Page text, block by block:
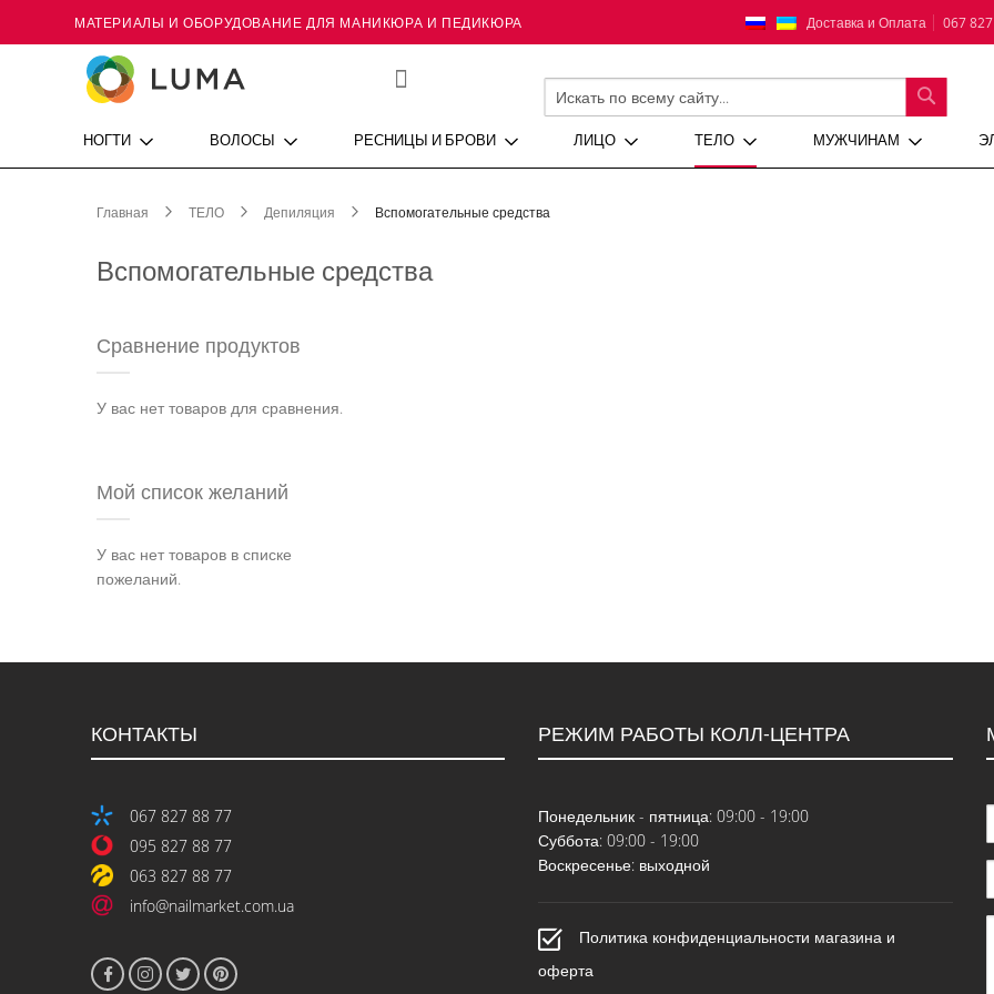
Skip
Content
МАТЕРИАЛЫ И ОБОРУДОВАНИЕ ДЛЯ МАНИКЮРА И ПЕДИКЮРА Язык Доставка и Оплата 067
ПОИСК
НОГТИ ВОЛОСЫ РЕСНИЦЫ И БРОВИ ЛИЦО ТЕЛО МУЖЧИНАМ
Главная ТЕЛО Депиляция Вспомогательные средства
Вспомогательные средства
Сравнение продуктов
У вас нет товаров для сравнения.
Мой список желаний
У вас нет товаров в списке
пожеланий.
КОНТАКТЫ
067 827 88 77
095 827 88 77
063 827 88 77
info@nailmarket.com.ua
РЕЖИМ РАБОТЫ КОЛЛ-ЦЕНТРА
Понедельник - пятница: 09:00 - 19:00
Суббота: 09:00 - 19:00
Воскресенье: выходной
Политика конфиденциальности магазина и
оферта